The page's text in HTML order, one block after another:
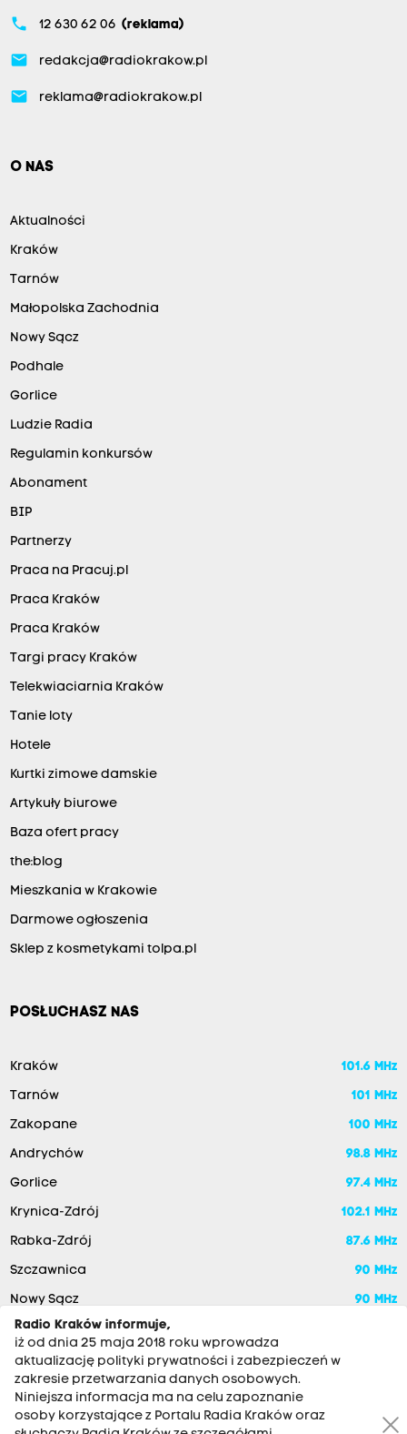
phone 12 630 62 06 (reklama)
email redakcja@radiokrakow.pl
email reklama@radiokrakow.pl
O NAS
Aktualności
Kraków
Tarnów
Małopolska Zachodnia
Nowy Sącz
Podhale
Gorlice
Ludzie Radia
Regulamin konkursów
Abonament
BIP
Partnerzy
Praca na Pracuj.pl
Praca Kraków
Praca Kraków
Targi pracy Kraków
Telekwiaciarnia Kraków
Tanie loty
Hotele
Kurtki zimowe damskie
Artykuły biurowe
Baza ofert pracy
the:blog
Mieszkania w Krakowie
Darmowe ogłoszenia
Sklep z kosmetykami tolpa.pl
POSŁUCHASZ NAS
Kraków 101.6 MHz
Tarnów 101 MHz
Zakopane 100 MHz
Andrychów 98.8 MHz
Gorlice 97.4 MHz
Krynica-Zdrój 102.1 MHz
Rabka-Zdrój 87.6 MHz
Szczawnica 90 MHz
Nowy Sącz
90 MHz
Radio Kraków informuje,
iż od dnia 25 maja 2018 roku wprowadza
aktualizację polityki prywatności i zabezpieczeń w
zakresie przetwarzania danych osobowych.
Niniejsza informacja ma na celu zapoznanie
osoby korzystające z Portalu Radia Kraków oraz